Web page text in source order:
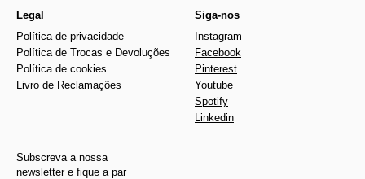
Legal
Política de privacidade
Política de Trocas e Devoluções
Política de cookies
Livro de Reclamações
Siga-nos
Instagram
Facebook
Pinterest
Youtube
Spotify
Linkedin
Subscreva a nossa
newsletter e fique a par